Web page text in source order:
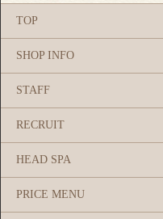
TOP
SHOP INFO
STAFF
RECRUIT
HEAD SPA
PRICE MENU